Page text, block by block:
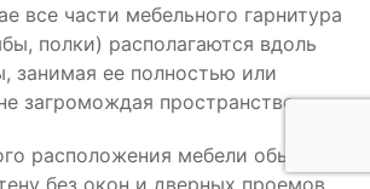
все части мебельного гарнитура
полки) располагаются вдоль
занимая ее полностью или
загромождая пространство.
расположения мебели обычно